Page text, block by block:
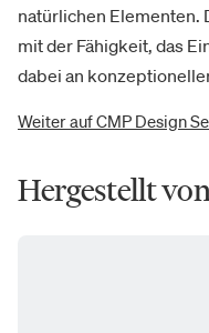
natürlichen Elementen.
mit der Fähigkeit, das
dabei an
Weiter auf CMP Design
Hergestellt